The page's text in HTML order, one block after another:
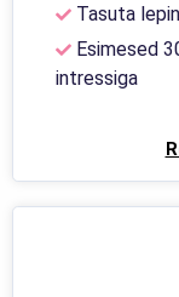
Tasuta
Esimesed
intressiga